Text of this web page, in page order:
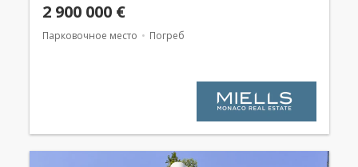
2 900 000 €
Парковочное место Погреб